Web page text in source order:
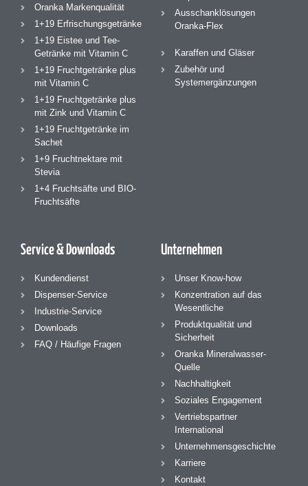
Oranka Markenqualität
1+19 Erfrischungsgetränke
1+19 Eistee und Tee-
Getränke mit Vitamin C
1+19 Fruchtgetränke plus
mit Vitamin C
1+19 Fruchtgetränke plus
mit Zink und Vitamin C
1+19 Fruchtgetränke im
Sachet
1+9 Fruchtnektare mit
Stevia
1+4 Fruchtsäfte und BIO-
Fruchtsäfte
Ausschanklösungen
Oranka-Flex
Karaffen und Gläser
Zubehör und
Systemergänzungen
Service & Downloads
Kundendienst
Dispenser-Service
Industrie-Service
Downloads
FAQ / Häufige Fragen
Unternehmen
Unser Know-how
Konzentration auf das
Wesentliche
Produktqualität und
Sicherheit
Oranka Mineralwasser-
Quelle
Nachhaltigkeit
Soziales Engagement
Vertriebspartner
International
Unternehmensgeschichte
Karriere
Kontakt